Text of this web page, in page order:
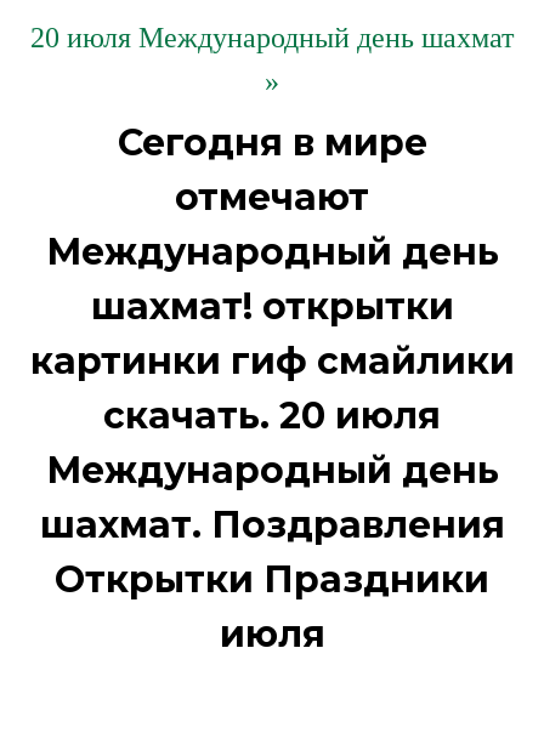
20 июля Международный день шахмат
»
Сегодня в мире
отмечают
Международный день
шахмат! открытки
картинки гиф смайлики
скачать. 20 июля
Международный день
шахмат. Поздравления
Открытки Праздники
июля